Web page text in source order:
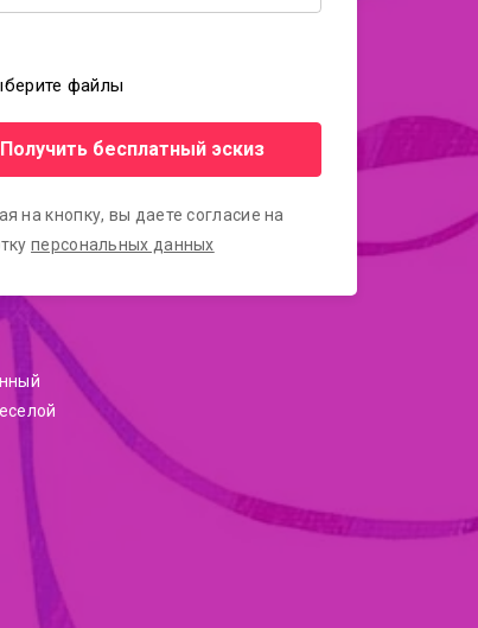
файлы
Получить бесплатный эскиз
на кнопку, вы даете согласие на
персональных данных